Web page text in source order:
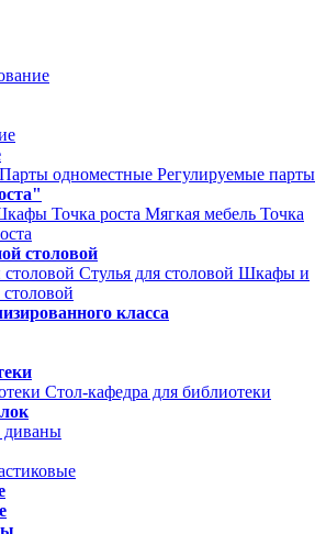
Парты одноместные Регулируемые парты
Точка роста Мягкая мебель Точка
столовой
Стулья для столовой Шкафы и
класса
Стол-кафедра для библиотеки
диваны